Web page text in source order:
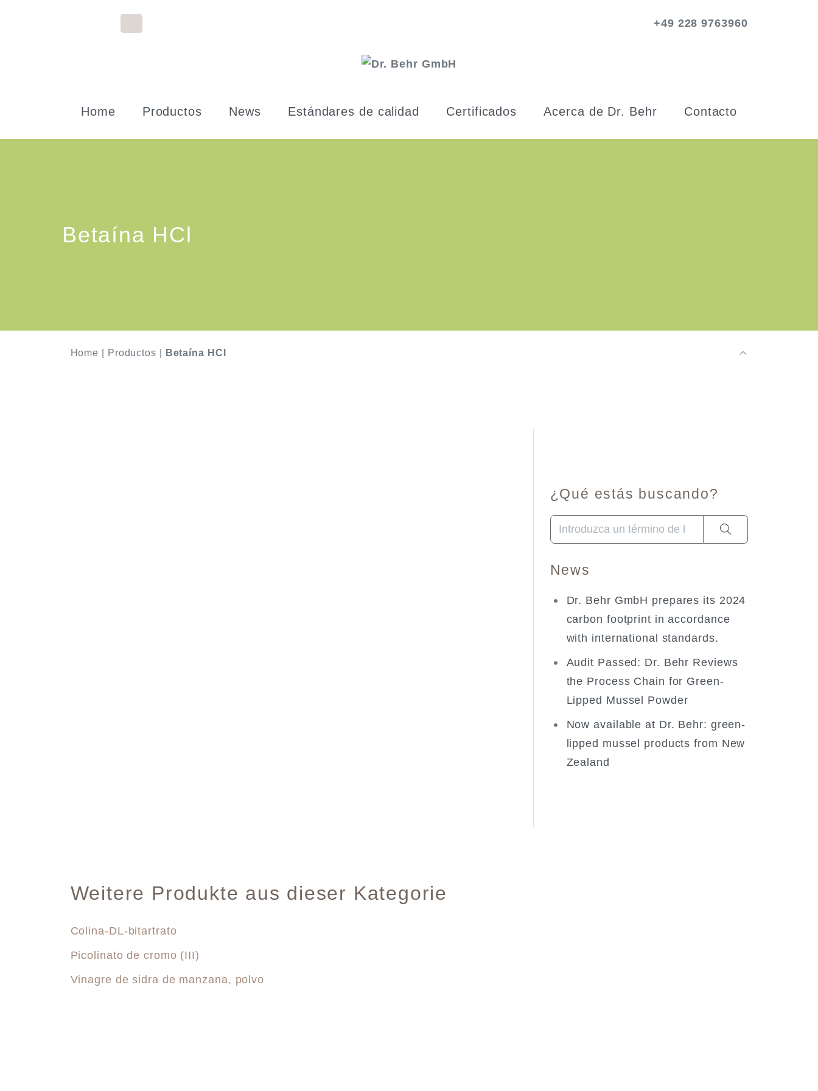
+49 228 9763960
Home Productos News Estándares de calidad Certificados Acerca de Dr. Behr Contacto
Betaína HCl
Home Productos Betaína HCl
¿Qué estás buscando?
Cuando hay resultados autocompletados, puedes
News
Dr. Behr GmbH prepares its 2024
carbon footprint in accordance
with international standards.
Audit Passed: Dr. Behr Reviews
the Process Chain for Green-
Lipped Mussel Powder
Now available at Dr. Behr: green-
lipped mussel products from New
Zealand
Weitere Produkte aus dieser Kategorie
Colina-DL-bitartrato
Picolinato de cromo (III)
Vinagre de sidra de manzana, polvo